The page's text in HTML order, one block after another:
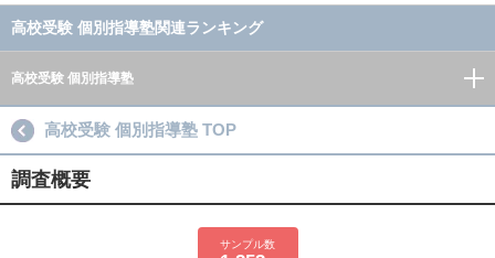
高校受験 個別指導塾関連ランキング
高校受験 個別指導塾
高校受験 個別指導塾 TOP
調査概要
サンプル数